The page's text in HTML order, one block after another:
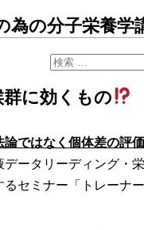
為の分子栄養学
検
に効くもの
ではなく個体差の評価
データリーディング・
るセミナー「トレーナ